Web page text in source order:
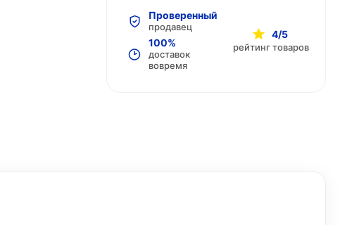
Проверенный
продавец
100%
доставок
вовремя
4/5
рейтинг товаров